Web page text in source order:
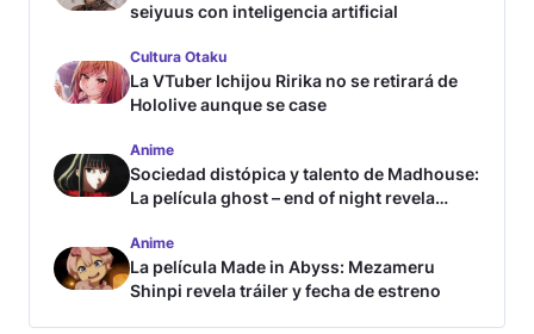
seiyuus con inteligencia artificial
Cultura Otaku
La VTuber Ichijou Ririka no se retirará de
Hololive aunque se case
Anime
Sociedad distópica y talento de Madhouse:
La película ghost – end of night revela
Anime
La película Made in Abyss: Mezameru
Shinpi revela tráiler y fecha de estreno